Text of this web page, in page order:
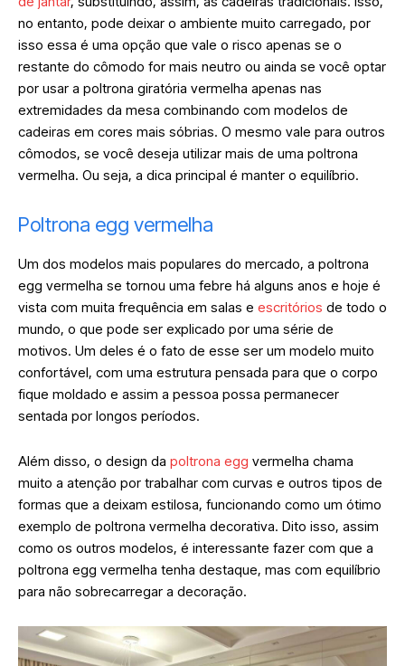
no entanto, pode deixar o ambiente muito carregado, por
isso essa é uma opção que vale o risco apenas se o
restante do cômodo for mais neutro ou ainda se você optar
por usar a poltrona giratória vermelha apenas nas
extremidades da mesa combinando com modelos de
cadeiras em cores mais sóbrias. O mesmo vale para outros
cômodos, se você deseja utilizar mais de uma poltrona
vermelha. Ou seja, a dica principal é manter o equilíbrio.
Poltrona egg vermelha
Um dos modelos mais populares do mercado, a poltrona
egg vermelha se tornou uma febre há alguns anos e hoje é
vista com muita frequência em salas e escritórios de todo o
mundo, o que pode ser explicado por uma série de
motivos. Um deles é o fato de esse ser um modelo muito
confortável, com uma estrutura pensada para que o corpo
fique moldado e assim a pessoa possa permanecer
sentada por longos períodos.
Além disso, o design da poltrona egg vermelha chama
muito a atenção por trabalhar com curvas e outros tipos de
formas que a deixam estilosa, funcionando como um ótimo
exemplo de poltrona vermelha decorativa. Dito isso, assim
como os outros modelos, é interessante fazer com que a
poltrona egg vermelha tenha destaque, mas com equilíbrio
para não sobrecarregar a decoração.